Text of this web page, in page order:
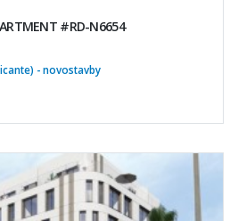
#RD-N6654
- novostavby